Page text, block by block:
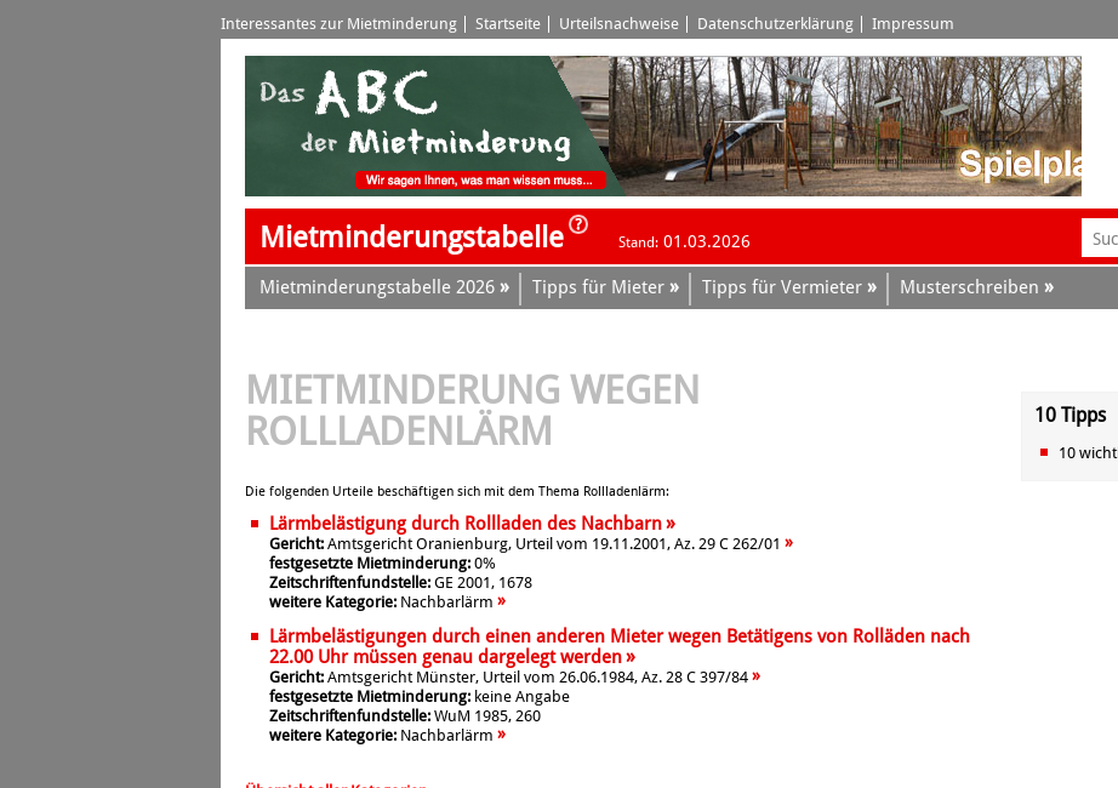
Interessantes zur Mietminderung Startseite Urteilsnachweise Datenschutzerklärung Impressum
Mietminderungstabelle Stand: 01.03.2026
Mietminderungstabelle 2026 » Tipps für Mieter » Tipps für Vermieter » Musterschreiben »
MIETMINDERUNG WEGEN
ROLLLADENLÄRM
Die folgenden Urteile beschäftigen sich mit dem Thema Rollladenlärm:
Lärmbelästigung durch Rollladen des Nachbarn»
Gericht: Amtsgericht Oranienburg, Urteil vom 19.11.2001, Az. 29 C 262/01 »
festgesetzte Mietminderung: 0%
Zeitschriftenfundstelle: GE 2001, 1678
weitere Kategorie: Nachbarlärm »
Lärmbelästigungen durch einen anderen Mieter wegen Betätigens von Rolläden nach
22.00 Uhr müssen genau dargelegt werden»
Gericht: Amtsgericht Münster, Urteil vom 26.06.1984, Az. 28 C 397/84 »
festgesetzte Mietminderung: keine Angabe
Zeitschriftenfundstelle: WuM 1985, 260
weitere Kategorie: Nachbarlärm »
10 Tipps
10